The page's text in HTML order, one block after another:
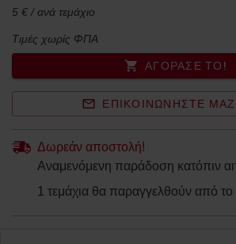
5 € / ανά τεμάχιο
Τιμές χωρίς ΦΠΑ
ΑΓΌΡΑΣΈ ΤΟ!
ΕΠΙΚΟΙΝΩΝΉΣΤΕ
Δωρεάν αποστολή!
Αναμενόμενη παράδοση κατόπιν
1 τεμάχια θα παραγγελθούν από το